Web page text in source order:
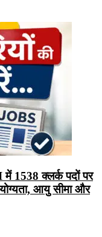
1538 क्लर्क पदों पर
आयु सीमा और